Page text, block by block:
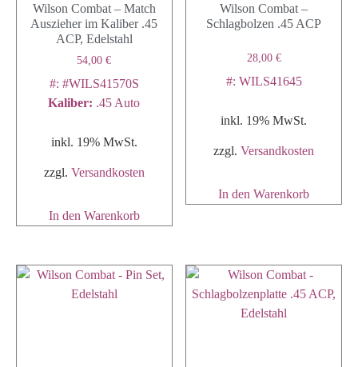
Wilson Combat – Match
Auszieher im Kaliber .45
ACP, Edelstahl
54,00€
#: #WILS41570S
Kaliber: .45 Auto
inkl. 19% MwSt.
zzgl. Versandkosten
In den Warenkorb
Wilson Combat –
Schlagbolzen .45 ACP
28,00 €
#: WILS41645
inkl. 19% MwSt.
zzgl.Versandkosten
In den Warenkorb